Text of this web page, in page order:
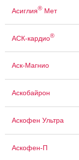
Асиглия®Мет
АСК-кардио®
Аск-Магнио
Аскобайрон
Аскофен Ультра
Аскофен-П